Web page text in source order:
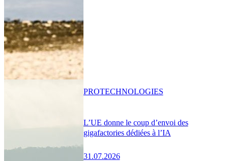
L’UE donne le coup d’envoi des
gigafactories dédiées à l’IA
31.07.2026
PROTECHNOLOGIES